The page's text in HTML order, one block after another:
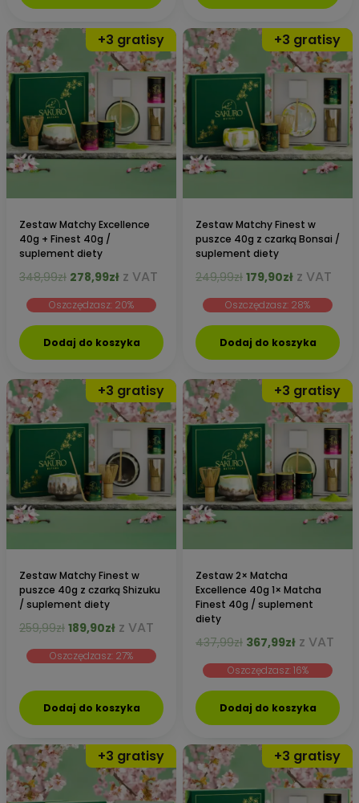
Zestaw Matchy Excellence
40g + Finest 40g /
suplement diety
348,99zł Pierwotna
wynosiła:
348,99zł.
278,99złAktualna
wynosi:
278,99zł.
z VAT
Oszczędzasz: 20%
Dodaj do koszyka
Zestaw Matchy Finest w
puszce 40g z czarką Bonsai /
suplement diety
249,99zł Pierwotna
wynosiła:
249,99zł.
179,90złAktualna
wynosi:
179,90zł.
z VAT
Oszczędzasz: 28%
Dodaj do koszyka
Zestaw Matchy Finest w
puszce 40g z czarką Shizuku
/ suplement diety
259,99zł Pierwotna
wynosiła:
189,90złAktualna
wynosi:
z VAT
Oszczędzasz: 27%
Dodaj do koszyka
Zestaw 2× Matcha
Excellence 40g 1× Matcha
Finest 40g / suplement
diety
437,99zł Pierwotna
wynosiła:
437,99zł.
367,99złAktualna
wynosi:
367,99zł.
z VAT
Oszczędzasz: 16%
Dodaj do koszyka